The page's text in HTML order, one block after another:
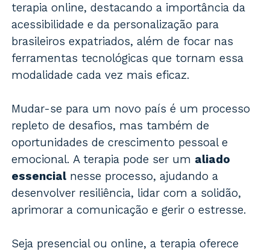
terapia online, destacando a importância da
acessibilidade e da personalização para
brasileiros expatriados, além de focar nas
ferramentas tecnológicas que tornam essa
modalidade cada vez mais eficaz.
Mudar-se para um novo país é um processo
repleto de desafios, mas também de
oportunidades de crescimento pessoal e
emocional. A terapia pode ser um aliado
essencial nesse processo, ajudando a
desenvolver resiliência, lidar com a solidão,
aprimorar a comunicação e gerir o estresse.
Seja presencial ou online, a terapia oferece